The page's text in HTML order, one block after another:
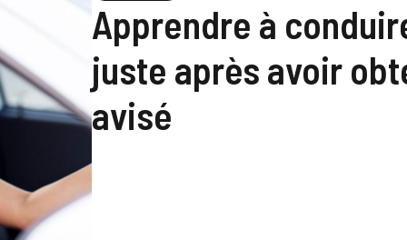
Apprendre à
juste après avoir
avisé